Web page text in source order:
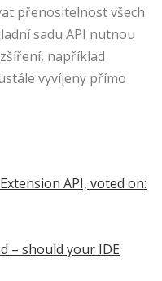
přenositelnost všech
sadu API nutnou
například
vyvíjeny přímo
Extension API, voted on:
– should your IDE